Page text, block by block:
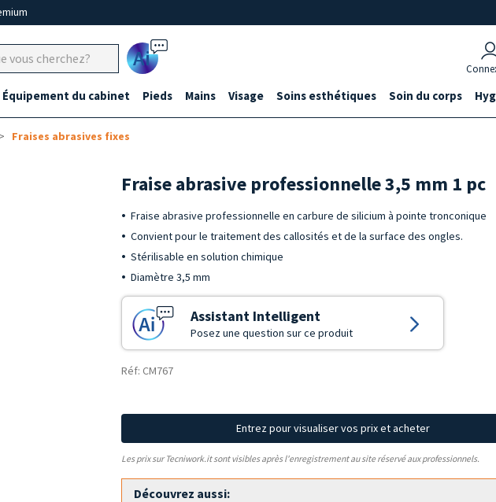
Ai
Équipement du cabinet Pieds Mains Visage Soins esthétiques Soin du corps
Fraises abrasives fixes
Fraise abrasive professionnelle 3,5 mm 1 pc
Fraise abrasive professionnelle en carbure de silicium à pointe tronconique
Convient pour le traitement des callosités et de la surface des ongles.
Stérilisable en solution chimique
Diamètre 3,5 mm
Assistant Intelligent
Posez une question sur ce produit
Réf: CM767
Entrez pour visualiser vos prix et acheter
Les prix sur Tecniwork.it sont visibles après l'enregistrement au site réservé aux professionnels.
Découvrez aussi: